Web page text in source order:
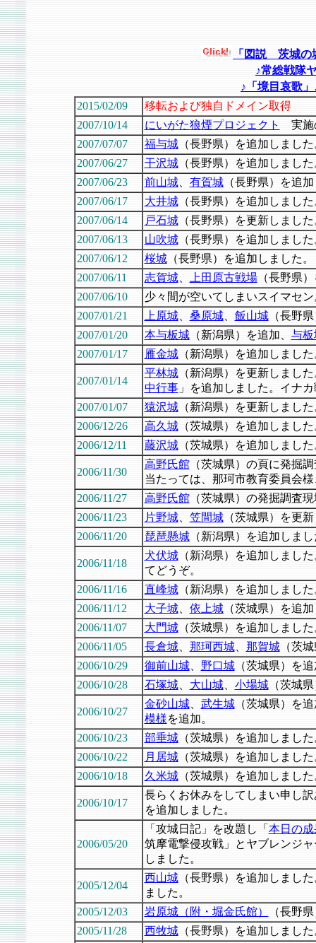
「図説 茨城の
♪常総戦隊
♪ 「境目哀歌」
2015/02/09
移転および独自ドメイン取得
2007/10/14
にいがた狼煙プロジェクト
実施
2007/07/07
福与城（長野県）を追加しました
2007/06/27
干沢城（長野県）を追加しました
2007/06/23
前山城、 有賀城（長野県）を追
2007/06/17
大井城（長野県）を追加しました
2007/06/14
戸石城（長野県）を更新しました
2007/06/13
山吹城（長野県）を追加しました
2007/06/12
桜城（長野県）を追加しました。
2007/06/11
志賀城、 上田原古戦場（長野県
2007/06/10
少々間が空いてしまいスイマセ
2007/01/21
上原城、 桑原城、 飯山城（長野
2007/01/20
本与板城（新潟県）を追加、 与板
2007/01/17
雁金城（新潟県）を追加しました
2007/01/14
平林城（新潟県）を更新しまし
中行事」を追加しました。イナ
2007/01/07
猿沢城（新潟県）を更新しました
2006/12/26
高久城（茨城県）を追加しました
2006/12/11
藤沢城（茨城県）を追加しました
2006/11/30
高野氏館（茨城県）の頁に発掘
当たっては、那珂市教育委員会
2006/11/27
高野氏館（茨城県）の発掘調査
2006/11/23
片野城、 笠間城（茨城県）を更
2006/11/20
琵琶懸城（新潟県）を追加しま
2006/11/18
犬伏城（新潟県）を追加しまし
てどうぞ。
2006/11/16
直峰城（新潟県）を追加しまし
2006/11/12
大子城、 依上城（茨城県）を追
2006/11/07
大門城（茨城県）を追加しました
2006/11/05
長倉城、 那珂西城、 那賀城（茨
2006/10/29
御前山城、 野口城（茨城県）を
2006/10/28
石塚城、 大山城、 小場城（茨城
2006/10/27
金砂山城、 武生城（茨城県）を
模様を追加。
2006/10/23
部垂城（茨城県）を追加しました
2006/10/22
月居城（茨城県）を追加しました
2006/10/18
久米城（茨城県）を追加しました
2006/10/17
長らくお休みをしてしまい申し
を追加しました。
2006/05/20
「攻城日記」を改題し「 本日の成
筑摩電撃侵攻戦」とヤブレンジ
しました。
2005/12/04
西山城（長野県）を追加しました
ました。
2005/12/03
岩原城（附・堀金氏館）
（長野
2005/11/28
西牧城（長野県）を追加しました